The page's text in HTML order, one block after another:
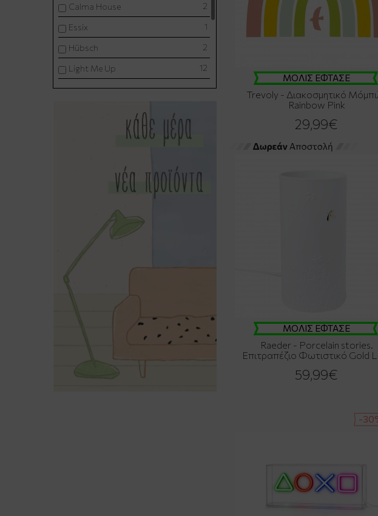
Calma House 2
Essix 1
Hübsch 2
Light Me Up 12
Lighthouses 1
Raeder Xmas
Yamazaki
ΜΟΛΙΣ ΕΦΤΑΣΕ
Trevoly - Διακοσμητικό
Rainbow Pink
29,99€
ΜΟΛΙΣ ΕΦΤΑΣΕ
Raeder - Porcelain stories.
Επιτραπέζιο Φωτιστικό Gold
59,99€
-